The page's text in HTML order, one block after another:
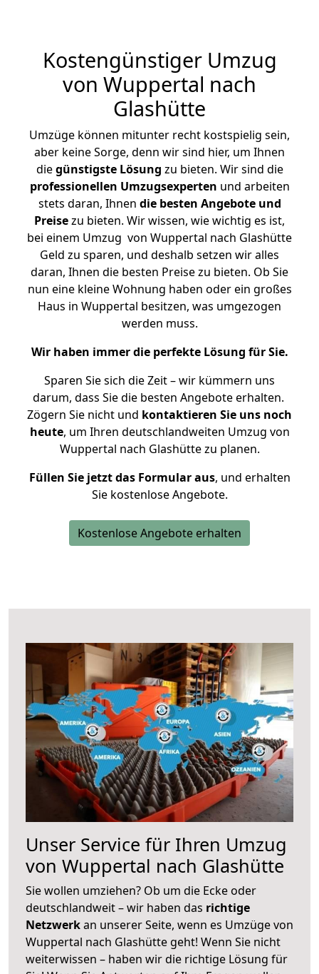
Kostengünstiger Umzug
von Wuppertal nach
Glashütte
Umzüge können mitunter recht kostspielig sein,
aber keine Sorge, denn wir sind hier, um Ihnen
diegünstigste Lösung zu bieten. Wir sind die
professionellen Umzugsexperten und arbeiten
stets daran, Ihnen die besten Angebote und
Preisezu bieten. Wir wissen, wie wichtig es ist,
bei einem Umzug von Wuppertal nach Glashütte
Geld zu sparen, und deshalb setzen wir alles
daran, Ihnen die besten Preise zu bieten. Ob Sie
nun eine kleine Wohnung haben oder ein großes
Haus in Wuppertal besitzen, was umgezogen
werden muss.
Wir haben immer die perfekte Lösung für Sie.
Sparen Sie sich die Zeit – wir kümmern uns
darum, dass Sie die besten Angebote erhalten.
Zögern Sie nicht und kontaktieren Sie uns noch
heute, um Ihren deutschlandweiten Umzug von
Wuppertal nach Glashütte zu planen.
Füllen Sie jetzt das Formular aus, und erhalten
Sie kostenlose Angebote.
Kostenlose Angebote erhalten
Unser Service für Ihren Umzug
von Wuppertal nach Glashütte
Sie wollen umziehen? Ob um die Ecke oder
deutschlandweit – wir haben das richtige
Netzwerkan unserer Seite, wenn es Umzüge von
Wuppertal nach Glashütte geht! Wenn Sie nicht
weiterwissen – haben wir die richtige Lösung für